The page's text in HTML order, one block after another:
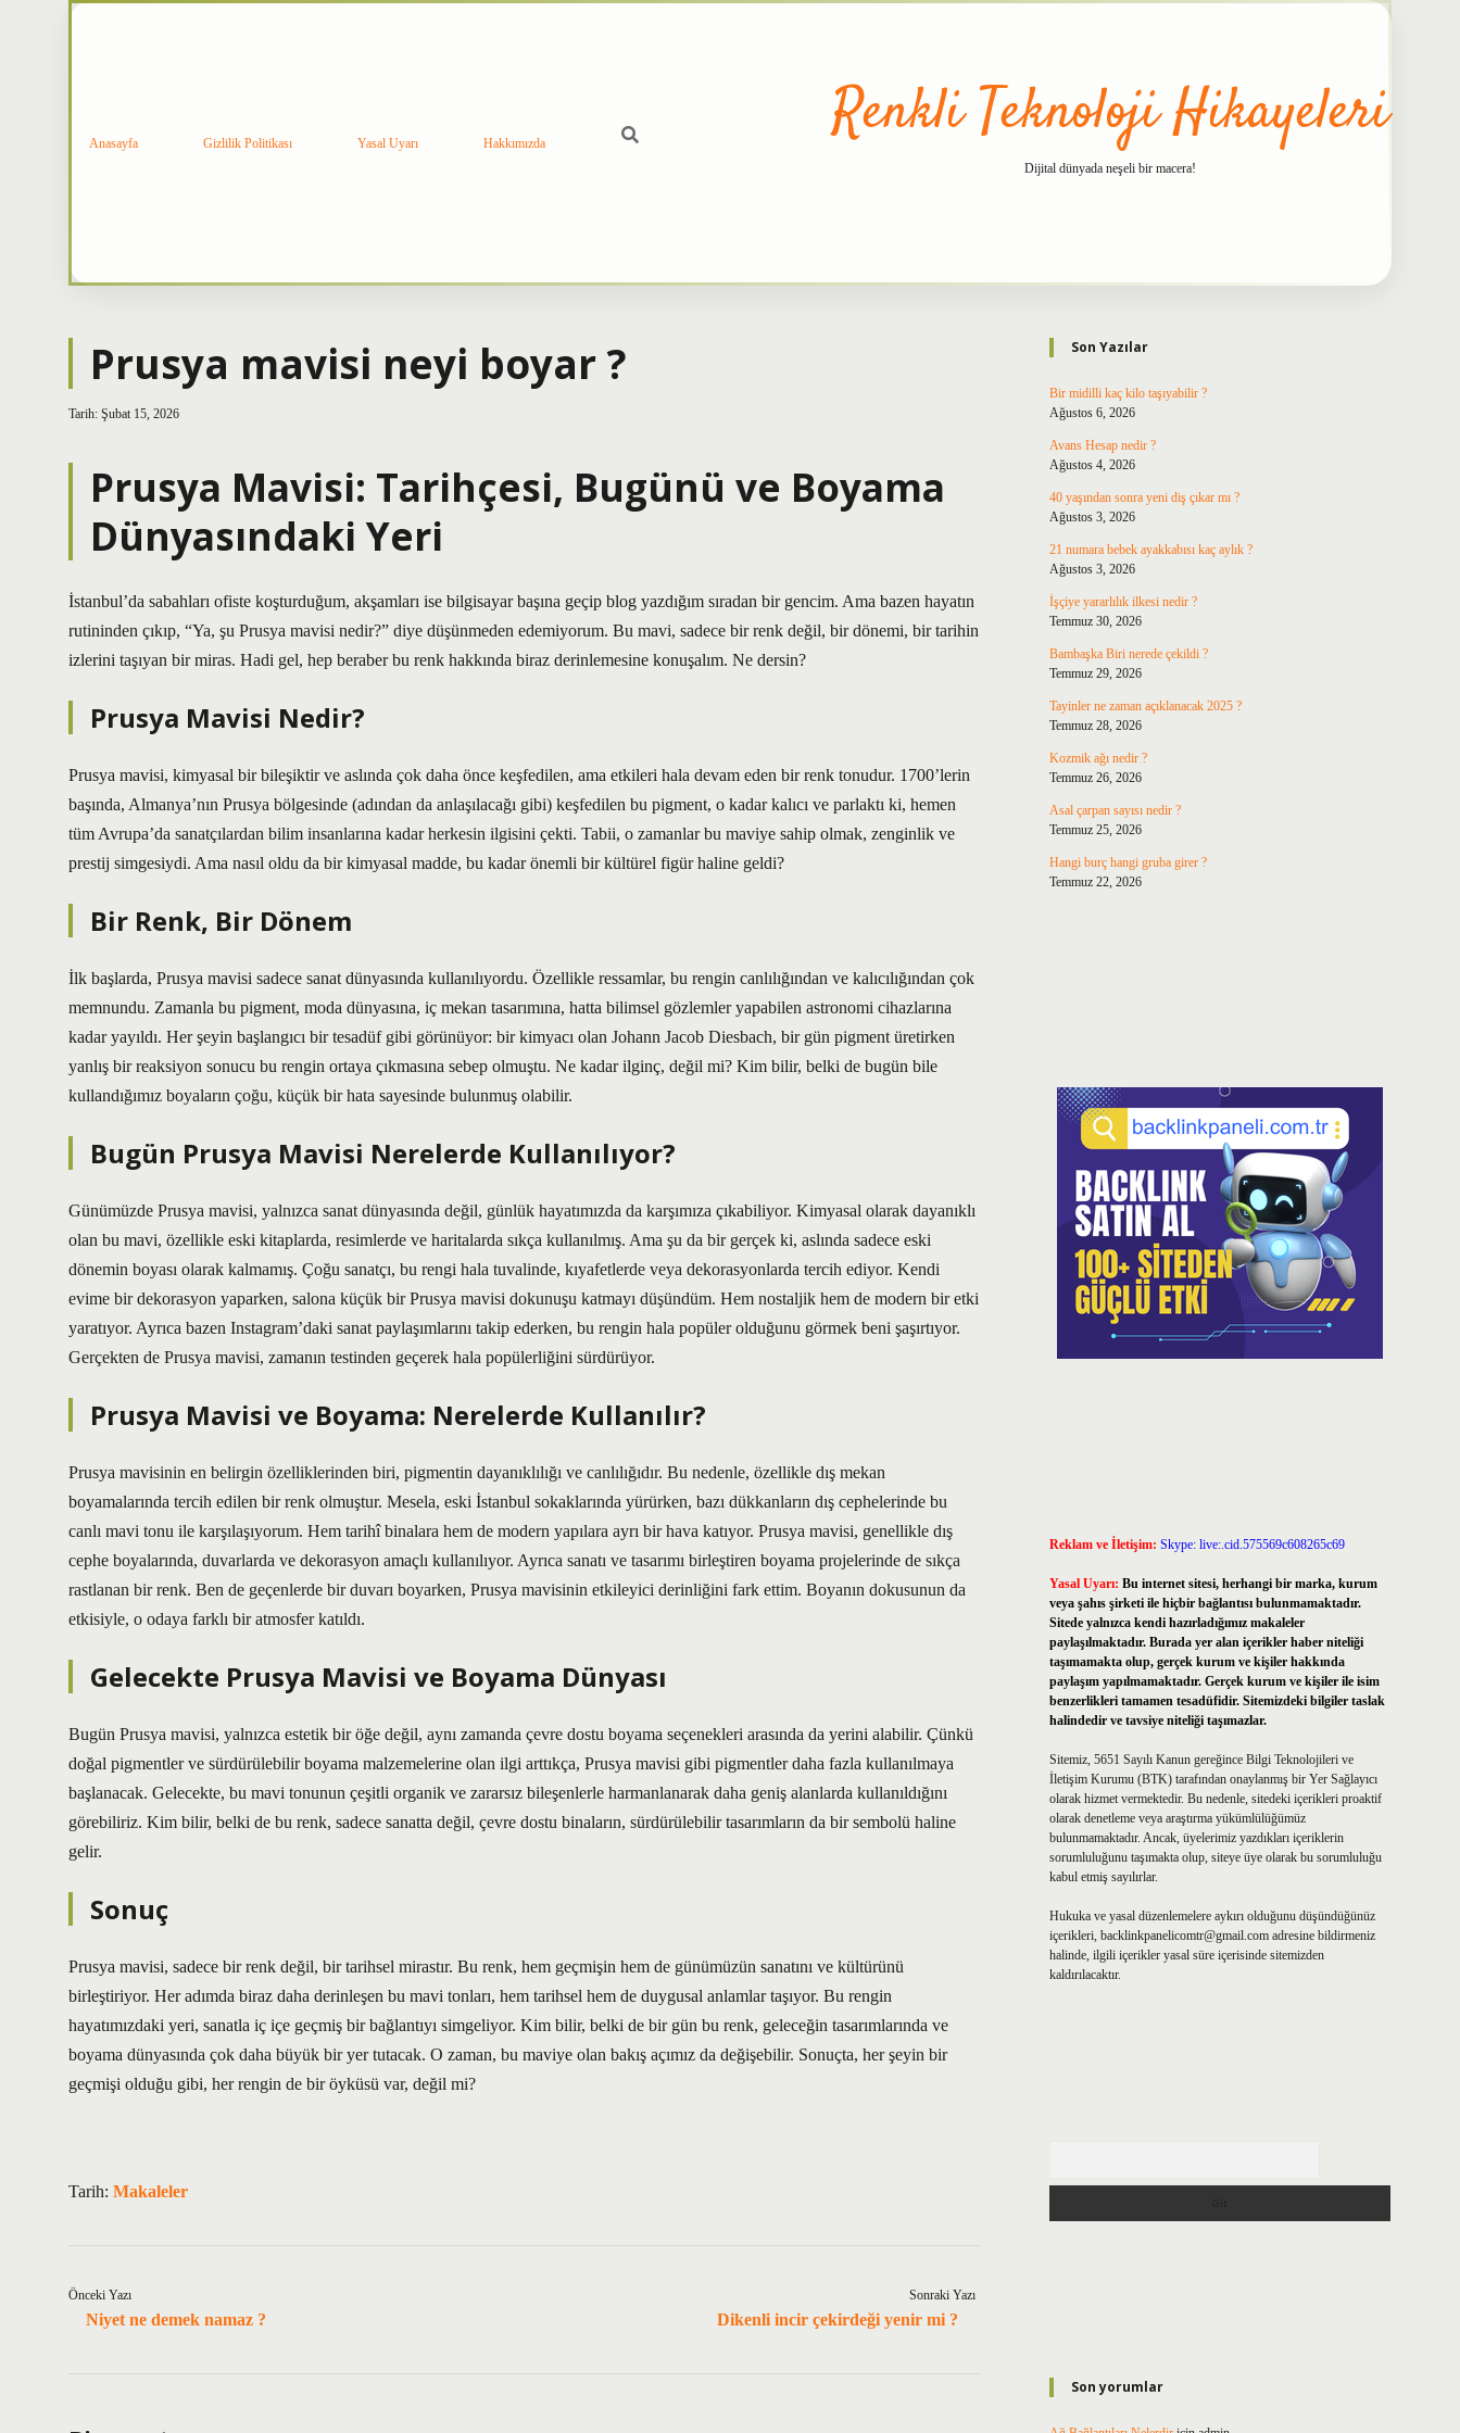
Anasayfa Gizlilik Politikası Yasal Uyarı Hakkımızda Renkli Teknoloji Hikayeleri
Dijital dünyada neşeli bir macera!
Prusya mavisi neyi boyar ?
Tarih: Şubat 15, 2026
Prusya Mavisi: Tarihçesi, Bugünü ve Boyama
Dünyasındaki Yeri
İstanbul’da sabahları ofiste koşturduğum, akşamları ise bilgisayar başına geçip blog yazdığım sıradan bir gencim. Ama bazen hayatın
rutininden çıkıp, “Ya, şu Prusya mavisi nedir?” diye düşünmeden edemiyorum. Bu mavi, sadece bir renk değil, bir dönemi, bir tarihin
izlerini taşıyan bir miras. Hadi gel, hep beraber bu renk hakkında biraz derinlemesine konuşalım. Ne dersin?
Prusya Mavisi Nedir?
Prusya mavisi, kimyasal bir bileşiktir ve aslında çok daha önce keşfedilen, ama etkileri hala devam eden bir renk tonudur. 1700’lerin
başında, Almanya’nın Prusya bölgesinde (adından da anlaşılacağı gibi) keşfedilen bu pigment, o kadar kalıcı ve parlaktı ki, hemen
tüm Avrupa’da sanatçılardan bilim insanlarına kadar herkesin ilgisini çekti. Tabii, o zamanlar bu maviye sahip olmak, zenginlik ve
prestij simgesiydi. Ama nasıl oldu da bir kimyasal madde, bu kadar önemli bir kültürel figür haline geldi?
Bir Renk, Bir Dönem
İlk başlarda, Prusya mavisi sadece sanat dünyasında kullanılıyordu. Özellikle ressamlar, bu rengin canlılığından ve kalıcılığından çok
memnundu. Zamanla bu pigment, moda dünyasına, iç mekan tasarımına, hatta bilimsel gözlemler yapabilen astronomi cihazlarına
kadar yayıldı. Her şeyin başlangıcı bir tesadüf gibi görünüyor: bir kimyacı olan Johann Jacob Diesbach, bir gün pigment üretirken
yanlış bir reaksiyon sonucu bu rengin ortaya çıkmasına sebep olmuştu. Ne kadar ilginç, değil mi? Kim bilir, belki de bugün bile
kullandığımız boyaların çoğu, küçük bir hata sayesinde bulunmuş olabilir.
Bugün Prusya Mavisi Nerelerde Kullanılıyor?
Günümüzde Prusya mavisi, yalnızca sanat dünyasında değil, günlük hayatımızda da karşımıza çıkabiliyor. Kimyasal olarak dayanıklı
olan bu mavi, özellikle eski kitaplarda, resimlerde ve haritalarda sıkça kullanılmış. Ama şu da bir gerçek ki, aslında sadece eski
dönemin boyası olarak kalmamış. Çoğu sanatçı, bu rengi hala tuvalinde, kıyafetlerde veya dekorasyonlarda tercih ediyor. Kendi
evime bir dekorasyon yaparken, salona küçük bir Prusya mavisi dokunuşu katmayı düşündüm. Hem nostaljik hem de modern bir etki
yaratıyor. Ayrıca bazen Instagram’daki sanat paylaşımlarını takip ederken, bu rengin hala popüler olduğunu görmek beni şaşırtıyor.
Gerçekten de Prusya mavisi, zamanın testinden geçerek hala popülerliğini sürdürüyor.
Prusya Mavisi ve Boyama: Nerelerde Kullanılır?
Prusya mavisinin en belirgin özelliklerinden biri, pigmentin dayanıklılığı ve canlılığıdır. Bu nedenle, özellikle dış mekan
boyamalarında tercih edilen bir renk olmuştur. Mesela, eski İstanbul sokaklarında yürürken, bazı dükkanların dış cephelerinde bu
canlı mavi tonu ile karşılaşıyorum. Hem tarihî binalara hem de modern yapılara ayrı bir hava katıyor. Prusya mavisi, genellikle dış
cephe boyalarında, duvarlarda ve dekorasyon amaçlı kullanılıyor. Ayrıca sanatı ve tasarımı birleştiren boyama projelerinde de sıkça
rastlanan bir renk. Ben de geçenlerde bir duvarı boyarken, Prusya mavisinin etkileyici derinliğini fark ettim. Boyanın dokusunun da
etkisiyle, o odaya farklı bir atmosfer katıldı.
Gelecekte Prusya Mavisi ve Boyama Dünyası
Bugün Prusya mavisi, yalnızca estetik bir öğe değil, aynı zamanda çevre dostu boyama seçenekleri arasında da yerini alabilir. Çünkü
doğal pigmentler ve sürdürülebilir boyama malzemelerine olan ilgi arttıkça, Prusya mavisi gibi pigmentler daha fazla kullanılmaya
başlanacak. Gelecekte, bu mavi tonunun çeşitli organik ve zararsız bileşenlerle harmanlanarak daha geniş alanlarda kullanıldığını
görebiliriz. Kim bilir, belki de bu renk, sadece sanatta değil, çevre dostu binaların, sürdürülebilir tasarımların da bir sembolü haline
gelir.
Sonuç
Prusya mavisi, sadece bir renk değil, bir tarihsel mirastır. Bu renk, hem geçmişin hem de günümüzün sanatını ve kültürünü
birleştiriyor. Her adımda biraz daha derinleşen bu mavi tonları, hem tarihsel hem de duygusal anlamlar taşıyor. Bu rengin
hayatımızdaki yeri, sanatla iç içe geçmiş bir bağlantıyı simgeliyor. Kim bilir, belki de bir gün bu renk, geleceğin tasarımlarında ve
boyama dünyasında çok daha büyük bir yer tutacak. O zaman, bu maviye olan bakış açımız da değişebilir. Sonuçta, her şeyin bir
geçmişi olduğu gibi, her rengin de bir öyküsü var, değil mi?
Tarih: Makaleler
Önceki Yazı
Niyet ne demek namaz ?
Sonraki Yazı
Dikenli incir çekirdeği yenir mi ?
Sidebar
Son Yazılar
Bir midilli kaç kilo taşıyabilir ?
Ağustos 6, 2026
Avans Hesap nedir ?
Ağustos 4, 2026
40 yaşından sonra yeni diş çıkar mı ?
Ağustos 3, 2026
21 numara bebek ayakkabısı kaç aylık ?
Ağustos 3, 2026
İşçiye yararlılık ilkesi nedir ?
Temmuz 30, 2026
Bambaşka Biri nerede çekildi ?
Temmuz 29, 2026
Tayinler ne zaman açıklanacak 2025 ?
Temmuz 28, 2026
Kozmik ağı nedir ?
Temmuz 26, 2026
Asal çarpan sayısı nedir ?
Temmuz 25, 2026
Hangi burç hangi gruba girer ?
Temmuz 22, 2026
Reklam ve İletişim: Skype: live:.cid.575569c608265c69
Yasal Uyarı: Bu internet sitesi, herhangi bir marka, kurum
veya şahıs şirketi ile hiçbir bağlantısı bulunmamaktadır.
Sitede yalnızca kendi hazırladığımız makaleler
paylaşılmaktadır. Burada yer alan içerikler haber niteliği
taşımamakta olup, gerçek kurum ve kişiler hakkında
paylaşım yapılmamaktadır. Gerçek kurum ve kişiler ile isim
benzerlikleri tamamen tesadüfidir. Sitemizdeki bilgiler taslak
halindedir ve tavsiye niteliği taşımazlar.
Sitemiz, 5651 Sayılı Kanun gereğince Bilgi Teknolojileri ve
İletişim Kurumu (BTK) tarafından onaylanmış bir Yer Sağlayıcı
olarak hizmet vermektedir. Bu nedenle, sitedeki içerikleri proaktif
olarak denetleme veya araştırma yükümlülüğümüz
bulunmamaktadır. Ancak, üyelerimiz yazdıkları içeriklerin
sorumluluğunu taşımakta olup, siteye üye olarak bu sorumluluğu
kabul etmiş sayılırlar.
Hukuka ve yasal düzenlemelere aykırı olduğunu düşündüğünüz
içerikleri, backlinkpanelicomtr@gmail.comadresine bildirmeniz
halinde, ilgili içerikler yasal süre içerisinde sitemizden
kaldırılacaktır.
Son yorumlar